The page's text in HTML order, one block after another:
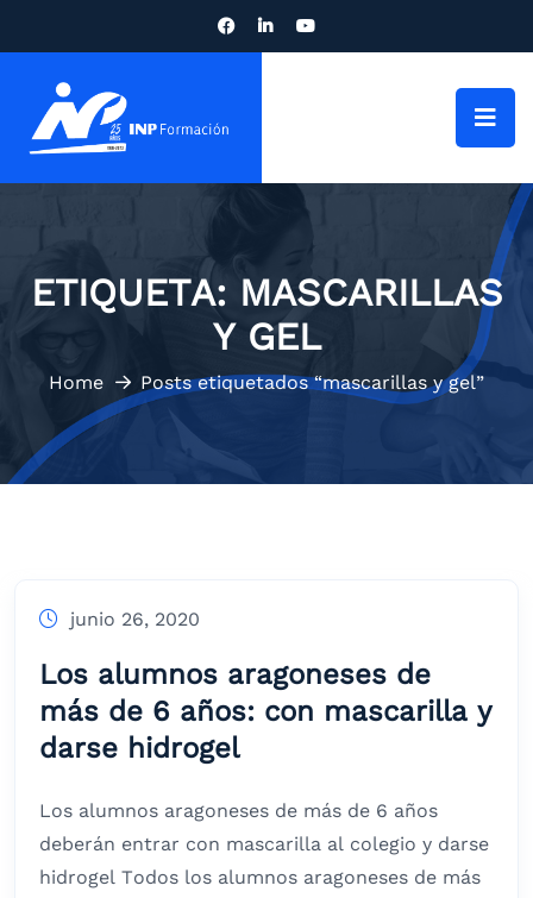
ETIQUETA: MASCARILLAS
Y GEL
Home Posts etiquetados “mascarillas y gel”
junio 26, 2020
Los alumnos aragoneses de
más de 6 años: con mascarilla y
darse hidrogel
Los alumnos aragoneses de más de 6 años
deberán entrar con mascarilla al colegio y darse
hidrogel Todos los alumnos aragoneses de más